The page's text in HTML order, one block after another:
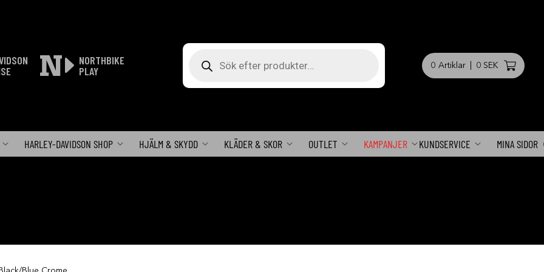
NORTHBIKE
PLAY
0 Artiklar 0 SEK
HARLEY-DAVIDSON SHOP HJÄLM & SKYDD KLÄDER & SKOR OUTLET KAMPANJER KUNDSERVICE MINA SIDOR